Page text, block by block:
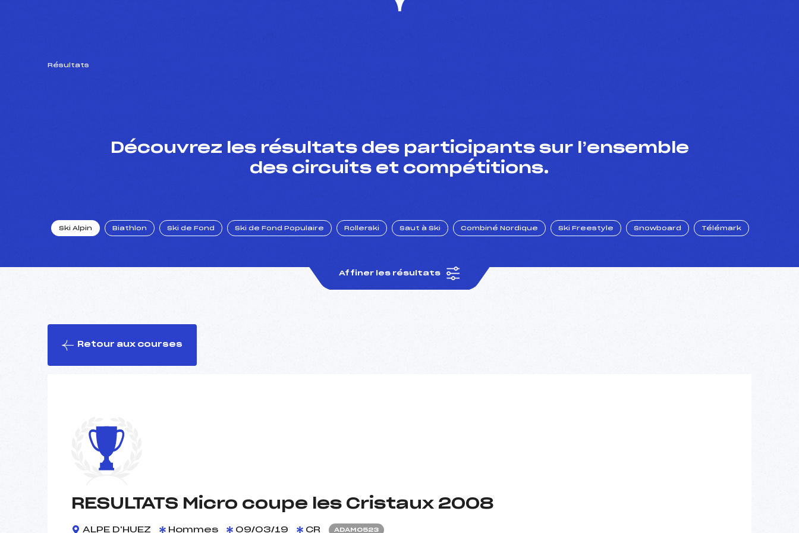
Résultats
Découvrez les résultats des participants sur l’ensemble
des circuits et compétitions.
Ski Alpin Biathlon Ski de Fond Ski de Fond Populaire Rollerski Saut à Ski Combiné Nordique Ski Freestyle Snowboard Télémark
Affiner les résultats
Retour aux courses
RESULTATS Micro coupe les Cristaux 2008
ALPE D'HUEZ Hommes 09/03/19 CR ADAM0523